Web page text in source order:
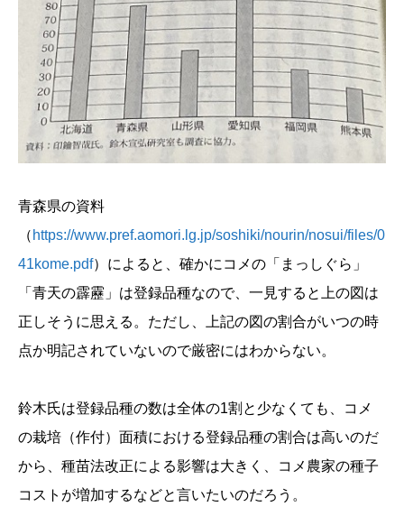
青森県の資料
（ https://www.pref.aomori.lg.jp/soshiki/nourin/nosui/files/0
41kome.pdf）によると、確かにコメの「まっしぐら」
「青天の霹靂」は登録品種なので、一見すると上の図は
正しそうに思える。ただし、上記の図の割合がいつの時
点か明記されていないので厳密にはわからない。
鈴木氏は登録品種の数は全体の1割と少なくても、コメ
の栽培（作付）面積における登録品種の割合は高いのだ
から、種苗法改正による影響は大きく、コメ農家の種子
コストが増加するなどと言いたいのだろう。